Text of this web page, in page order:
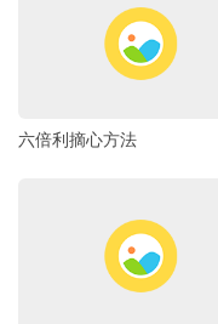
六倍利摘心方法